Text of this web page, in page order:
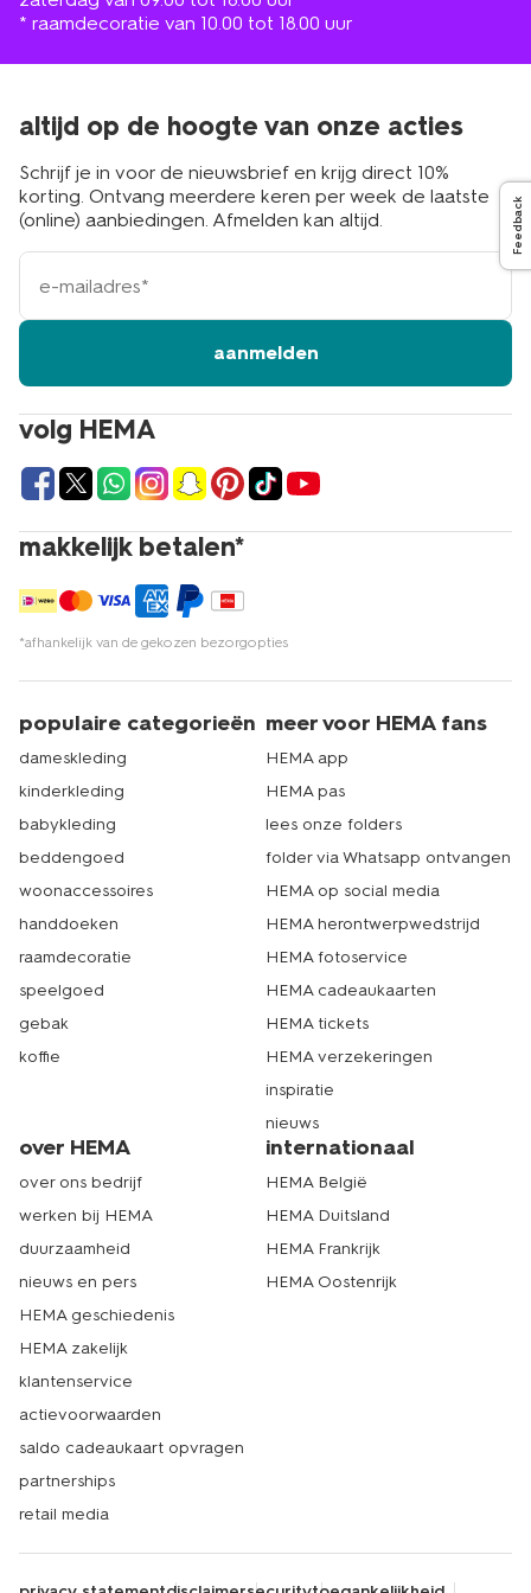
* raamdecoratie van 10.00 tot 18.00 uur
volg HEMA
makkelijk betalen*
*afhankelijk van de gekozen bezorgopties
altijd op de hoogte van onze acties
Schrijf je in voor de nieuwsbrief en krijg direct 10%
korting. Ontvang meerdere keren per week de laatste
(online) aanbiedingen. Afmelden kan altijd.
e-
mailadres
aanmelden
populaire categorieën
dameskleding
kinderkleding
babykleding
beddengoed
woonaccessoires
handdoeken
raamdecoratie
speelgoed
gebak
koffie
meer voor HEMA fans
HEMA app
HEMA pas
lees onze folders
folder via Whatsapp ontvangen
HEMA op social media
HEMA herontwerpwedstrijd
HEMA fotoservice
HEMA cadeaukaarten
HEMA tickets
HEMA verzekeringen
inspiratie
nieuws
over HEMA
over ons bedrijf
werken bij HEMA
duurzaamheid
nieuws en pers
HEMA geschiedenis
HEMA zakelijk
klantenservice
actievoorwaarden
saldo cadeaukaart opvragen
partnerships
retail media
internationaal
HEMA België
HEMA Duitsland
HEMA Frankrijk
HEMA Oostenrijk
Feedback